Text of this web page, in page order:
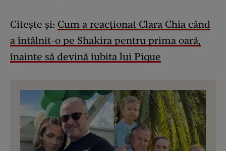
Citește și: Cum a reacționat Clara Chia când
a întâlnit-o pe Shakira pentru prima oară,
înainte să devină iubita lui Pique